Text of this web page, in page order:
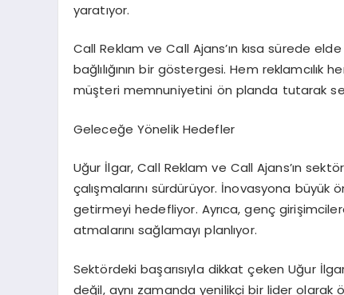
yaratıyor.
Call Reklam ve Call Ajans’ın kısa sürede
bağlılığının bir göstergesi. Hem
müşteri memnuniyetini ön planda tutarak
Geleceğe Yönelik Hedefler
Uğur İlgar, Call Reklam ve Call Ajans’ın
çalışmalarını sürdürüyor. İnovasyona büyük
getirmeyi hedefliyor. Ayrıca, genç
atmalarını sağlamayı planlıyor.
Sektördeki başarısıyla dikkat çeken Uğur
değil, aynı zamanda yenilikçi bir lider olarak